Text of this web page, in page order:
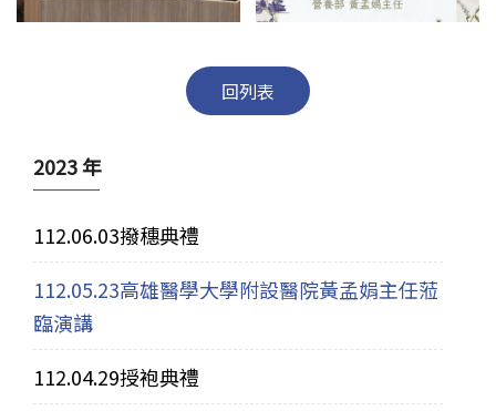
回列表
2023 年
112.06.03撥穗典禮
112.05.23高雄醫學大學附設醫院黃孟娟主任蒞
臨演講
112.04.29授袍典禮